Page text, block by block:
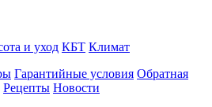
и уход КБТ Климат
Гарантийные условия Обратная
Рецепты Новости